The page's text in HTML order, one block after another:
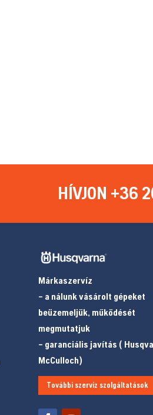
HÍVJON +36
Márkaszervíz
– a nálunk vásárolt gépeket
beüzemeljük, működését
megmutatjuk
– garanciális javítás (
McCulloch)
További szerviz szolgáltatások